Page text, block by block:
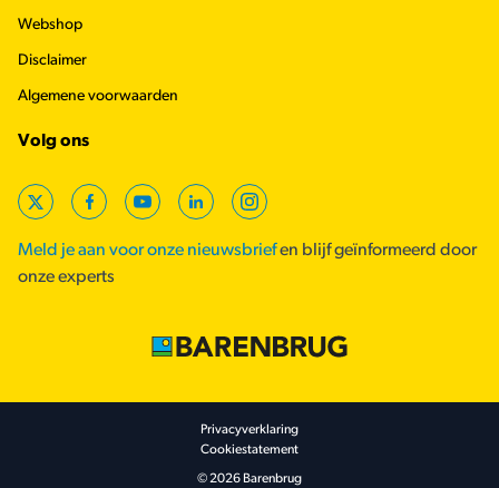
Webshop
Disclaimer
Algemene voorwaarden
Volg ons
X FacebookYouTubeLinkedInInstagram
Meld je aan voor onze nieuwsbriefen blijf geïnformeerd door
onze experts
Footer secondary
Privacyverklaring
Cookiestatement
© 2026 Barenbrug